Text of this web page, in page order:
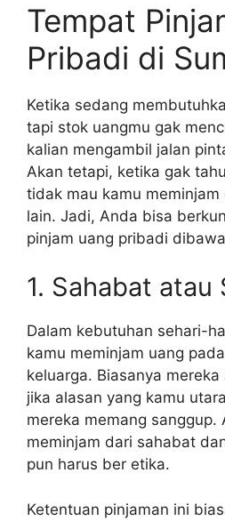
Tempat
Pribadi di
Ketika sedang
tapi stok uangmu gak
kalian mengambil jalan
Akan tetapi, ketika gak
tidak mau kamu
lain. Jadi, Anda bisa
pinjam uang pribadi
1. Sahabat atau
Dalam kebutuhan sehari-
kamu meminjam uang
keluarga. Biasanya
jika alasan yang kamu
mereka memang sanggup.
meminjam dari sahabat
pun harus ber etika.
Ketentuan pinjaman ini